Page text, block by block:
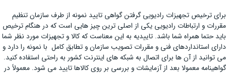
برای ترخیص تجهیزات رادیویی گرفتن گواهی تایید نمونه از طرف سازمان تنظیم
مقررات و ارتباطات رادیویی یکی از اصلی ترین چیز هایی است که در هنگام ترخیص
باید حتما همراه شما باشد. تاییدیه به این معناست که کالا و تجهیزات مورد نظر شما
دارای استانداردهای فنی و مقررات تصویب سازمان و تطابق کامل با نمونه را دارد و
می توانید از آن ها برای اتصال به شبکه های اینترنت کشور به راحتی استفاده کنید.
گواهینامه معمولا بعد از آزمایشات و بررسی بر روی کالاها تایید می شود. معمولاً در